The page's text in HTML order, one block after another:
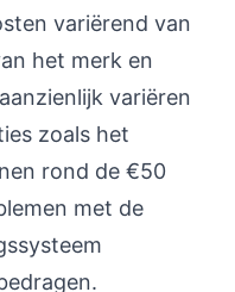
variërend van
het merk en
variëren
zoals het
rond de €50
met de